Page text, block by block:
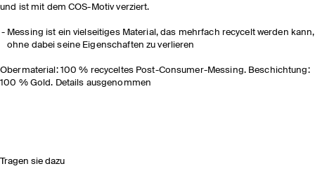
und ist mit dem COS-Motiv verziert.
Messing ist ein vielseitiges Material, das mehrfach recycelt werden kann,
ohne dabei seine Eigenschaften zu verlieren
Obermaterial: 100 % recyceltes Post-Consumer-Messing. Beschichtung:
100 % Gold. Details ausgenommen
Tragen sie dazu